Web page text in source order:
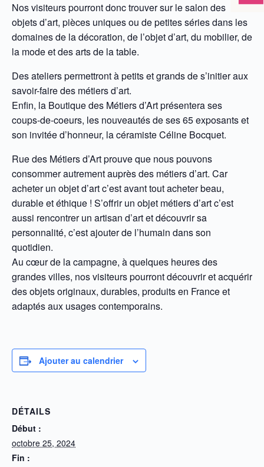
Nos visiteurs pourront donc trouver sur le salon des
objets d’art, pièces uniques ou de petites séries dans les
domaines de la décoration, de l’objet d’art, du mobilier, de
la mode et des arts de la table.
Des ateliers permettront à petits et grands de s’initier aux
savoir-faire des métiers d’art.
Enfin, la Boutique des Métiers d’Art présentera ses
coups-de-coeurs, les nouveautés de ses 65 exposants et
son invitée d’honneur, la céramiste Céline Bocquet.
Rue des Métiers d’Art prouve que nous pouvons
consommer autrement auprès des métiers d’art. Car
acheter un objet d’art c’est avant tout acheter beau,
durable et éthique ! S’offrir un objet métiers d’art c’est
aussi rencontrer un artisan d’art et découvrir sa
personnalité, c’est ajouter de l’humain dans son
quotidien.
Au cœur de la campagne, à quelques heures des
grandes villes, nos visiteurs pourront découvrir et acquérir
des objets originaux, durables, produits en France et
adaptés aux usages contemporains.
Ajouter au calendrier
DÉTAILS
Début :
octobre 25, 2024
Fin :